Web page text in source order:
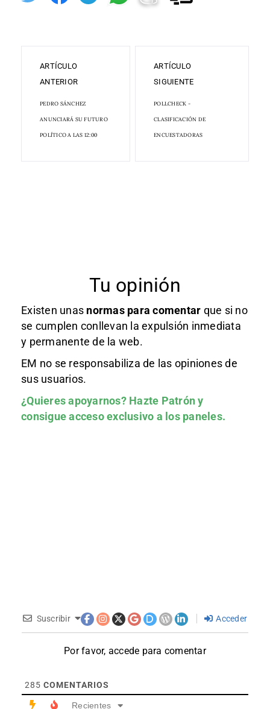
ARTÍCULO
ANTERIOR
PEDRO SÁNCHEZ
ANUNCIARÁ SU FUTURO
POLÍTICO A LAS 12:00
ARTÍCULO
SIGUIENTE
POLLCHECK -
CLASIFICACIÓN DE
ENCUESTADORAS
Tu opinión
Existen unas normas para comentar que si no
se cumplen conllevan la expulsión inmediata
y permanente de la web.
EM no se responsabiliza de las opiniones de
sus usuarios.
¿Quieres apoyarnos? Hazte Patróny
consigue acceso exclusivo a los paneles.
Suscribir Acceder
Por favor, accede para comentar
285 COMENTARIOS
Recientes